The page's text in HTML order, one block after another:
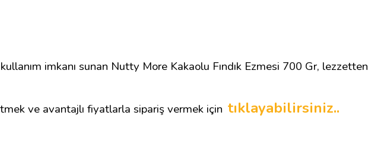
imkanı sunan Nutty More Kakaolu Fındık Ezmesi 700 Gr, lezzetten
ve avantajlı fiyatlarla sipariş vermek için tıklayabilirsiniz..